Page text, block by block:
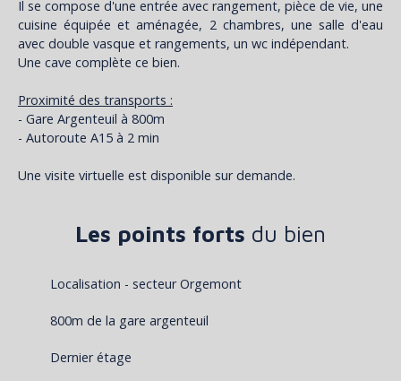
Il se compose d'une entrée avec rangement, pièce de vie, une
cuisine équipée et aménagée, 2 chambres, une salle d'eau
avec double vasque et rangements, un wc indépendant.
Une cave complète ce bien.
Proximité des transports :
- Gare Argenteuil à 800m
- Autoroute A15 à 2 min
Une visite virtuelle est disponible sur demande.
Les points forts du bien
Localisation - secteur Orgemont
800m de la gare argenteuil
Dernier étage